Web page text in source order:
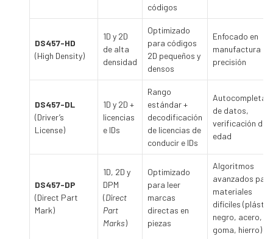
códigos
DS457-HD
(High Density)
1D y 2D
de alta
densidad
Optimizado
para códigos
2D pequeños y
densos
Enfocado en
manufactura de
precisión
DS457-DL
(Driver’s
License)
1D y 2D +
licencias
e IDs
Rango
estándar +
decodificación
de licencias de
conducir e IDs
de datos,
verificación de
edad
DS457-DP
(Direct Part
Mark)
1D, 2D y
DPM
(Direct
Part
Marks)
Optimizado
para leer
marcas
directas en
piezas
Algoritmos
avanzados para
materiales
difíciles
negro, acero,
goma, hierro)